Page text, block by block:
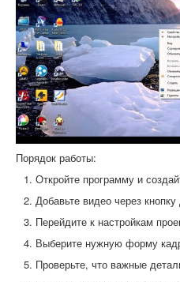
Порядок работы:
Откройте программу и
Добавьте видео через
Перейдите к настройкам
Выберите нужную форму
Проверьте, что важные